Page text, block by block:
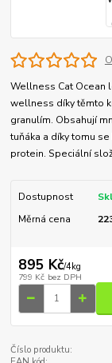
Wellness Cat Ocean
wellness díky těmto
granulím. Obsahují
tuňáka a díky tomu
protein. Speciální
Dostupnost
Měrná cena
895 Kč/4kg
799 Kč bez DPH
Číslo produktu: